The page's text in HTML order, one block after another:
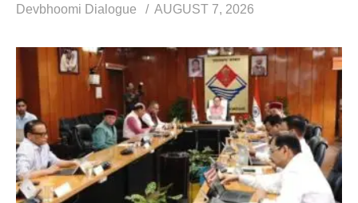
Devbhoomi Dialogue
AUGUST 7, 2026